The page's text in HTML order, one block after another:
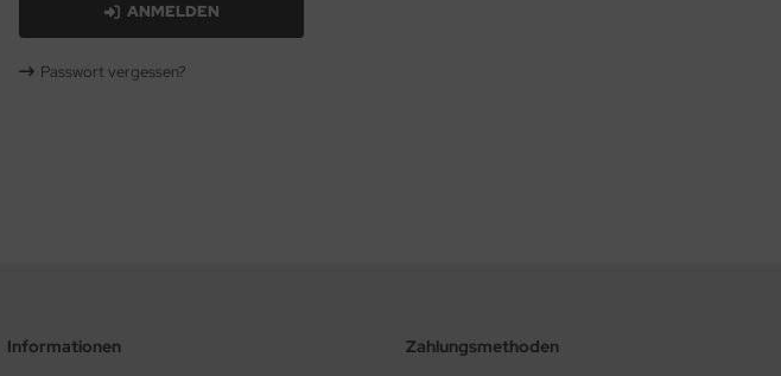
ANMELDEN
Passwort vergessen?
Informationen Zahlungsmethoden